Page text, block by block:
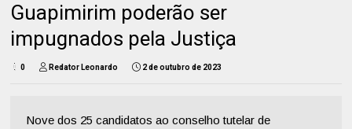
Guapimirim poderão ser
impugnados pela Justiça
0 Redator Leonardo 2 de outubro de 2023
Nove dos 25 candidatos ao conselho tutelar de